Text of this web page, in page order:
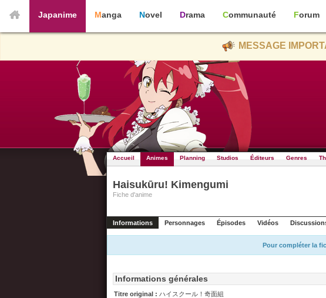
Japanime Manga Novel Drama Communauté Forum
MESSAGE
Accueil Animes Planning Studios Éditeurs Genres
Haisukūru! Kimengumi
Fiche d'anime
Informations Personnages Épisodes Vidéos
Pour compléter la
Informations générales
Titre original : ハイスクール！奇面組